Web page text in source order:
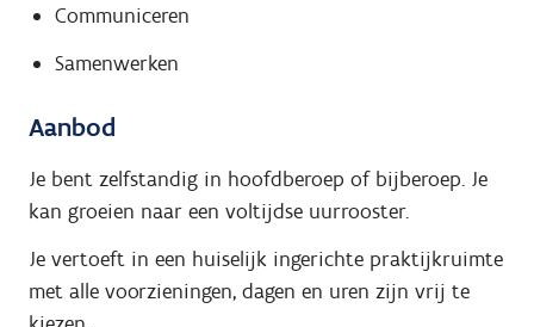
Communiceren
Samenwerken
Aanbod
Je bent zelfstandig in hoofdberoep of bijberoep. Je
kan groeien naar een voltijdse uurrooster.
Je vertoeft in een huiselijk ingerichte praktijkruimte
met alle voorzieningen, dagen en uren zijn vrij te